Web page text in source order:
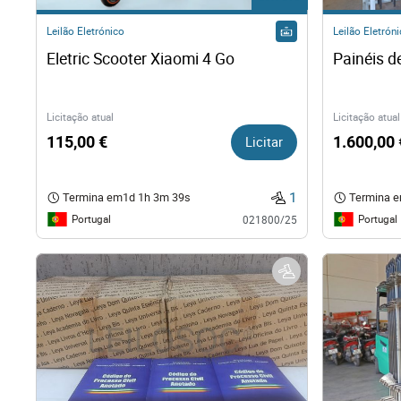
Leilão Eletrónico
Eletric Scooter Xiaomi 4 Go
Licitação atual
115,00 € Licitar
Termina em1d 1h 3m 38s 1
Portugal 021800/25
Leilão
Painéis
Licitação atual
1.600,00
Termina
Portugal